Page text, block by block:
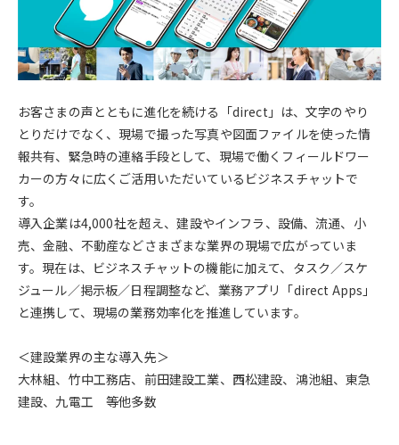
お客さまの声とともに進化を続ける「direct」は、文字のやり
とりだけでなく、現場で撮った写真や図面ファイルを使った情
報共有、緊急時の連絡手段として、現場で働くフィールドワー
カーの方々に広くご活用いただいているビジネスチャットで
す。
導入企業は4,000社を超え、建設やインフラ、設備、流通、小
売、金融、不動産などさまざまな業界の現場で広がっていま
す。現在は、ビジネスチャットの機能に加えて、タスク／スケ
ジュール／掲示板／日程調整など、業務アプリ「direct Apps」
と連携して、現場の業務効率化を推進しています。
＜建設業界の主な導入先＞
大林組、竹中工務店、前田建設工業、西松建設、鴻池組、東急
建設、九電工 等他多数